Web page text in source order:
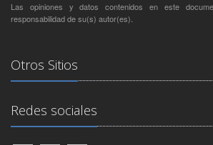
Las opiniones y datos contenidos en este
responsabilidad de su(s) autor(es).
Otros Sitios
Redes sociales